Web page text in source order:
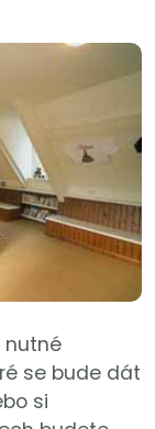
nutné
se bude dát
si